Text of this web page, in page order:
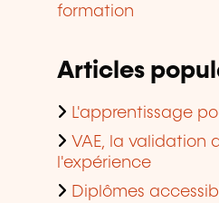
formation
Articles
L'apprentissage
VAE, la validation
l'expérience
Diplômes